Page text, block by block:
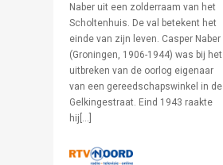
Naber uit een zolderraam van het
Scholtenhuis. De val betekent het
einde van zijn leven. Casper Naber
(Groningen, 1906-1944) was bij het
uitbreken van de oorlog eigenaar
van een gereedschapswinkel in de
Gelkingestraat. Eind 1943 raakte
hij[…]